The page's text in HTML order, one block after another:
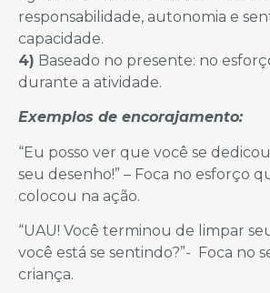
responsabilidade, autonomia e
capacidade.
4) Baseado no presente: no
durante a atividade.
Exemplos de encorajamento:
“Eu posso ver que você se
seu desenho!” – Foca no esforço
colocou na ação.
“UAU! Você terminou de limpar
você está se sentindo?”- Foca no
criança.